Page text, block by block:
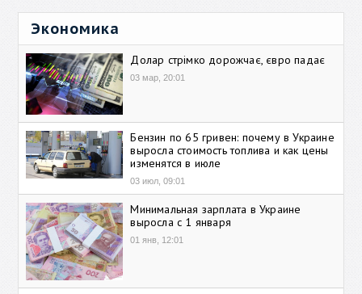
Экономика
Долар стрімко дорожчає, євро падає
03 мар, 20:01
Бензин по 65 гривен: почему в Украине
выросла стоимость топлива и как цены
изменятся в июле
03 июл, 09:01
Минимальная зарплата в Украине
выросла с 1 января
01 янв, 12:01